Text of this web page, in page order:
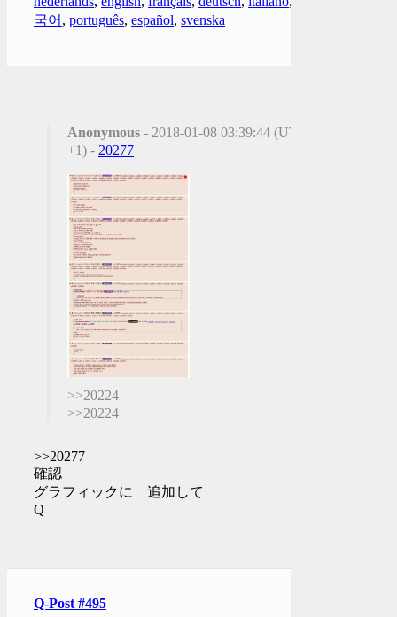
국어 , português, español, svenska
Anonymous - 2018-01-08 03:39:44 (UTC
+1) - 20277
>>20224
>>20224
>>20277
確認
グラフィックに 追加して
Q
Q-Post #495